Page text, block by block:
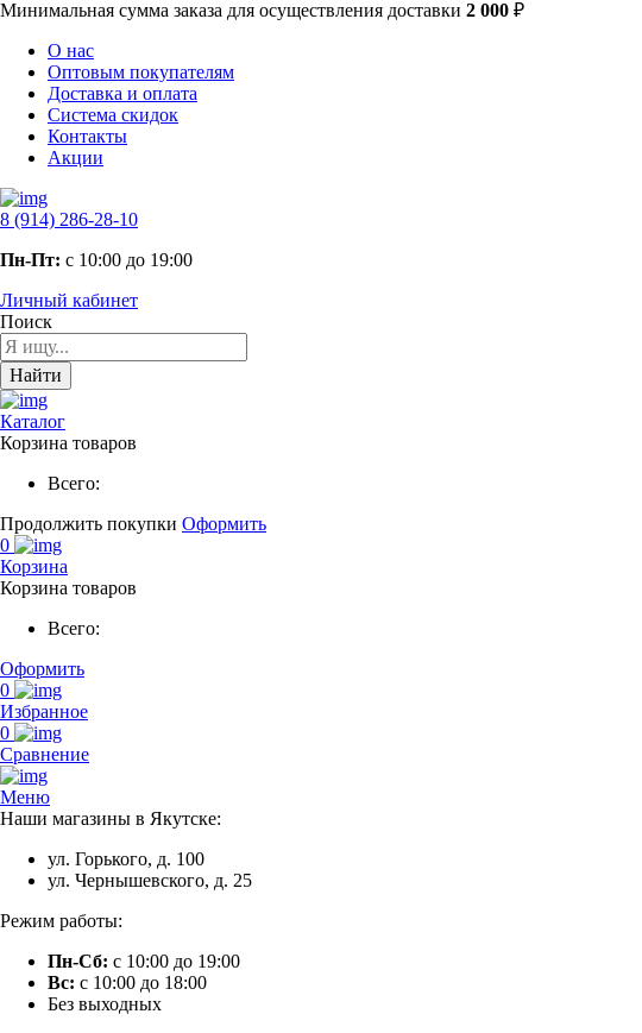
Минимальная сумма заказа для осуществления доставки 2 000 ₽
О нас
Оптовым покупателям
Доставка и оплата
Система скидок
Контакты
Акции
8 (914) 286-28-10
Пн-Пт: с 10:00 до 19:00
Личный кабинет
Поиск
Найти
Каталог
Корзина товаров
Всего:
Продолжить покупки Оформить
0
Корзина
Корзина товаров
Всего:
Оформить
0
Избранное
0
Сравнение
Меню
Наши магазины в Якутске:
ул. Горького, д. 100
ул. Чернышевского, д. 25
Режим работы:
Пн-Сб: с 10:00 до 19:00
Вс: с 10:00 до 18:00
Без выходных